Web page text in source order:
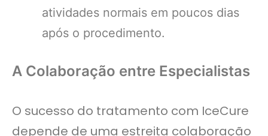
atividades normais em poucos dias
após o procedimento.
A Colaboração entre Especialistas
O sucesso do tratamento com IceCure
depende de uma estreita colaboração